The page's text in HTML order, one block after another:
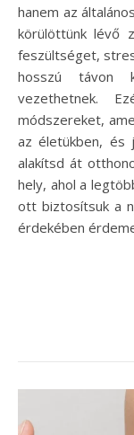
hanem az
körülöttünk lévő
feszültséget,
hosszú távon
vezethetnek.
módszereket,
az életükben, és
alakítsd át
hely, ahol a
ott biztosítsuk a
érdekében